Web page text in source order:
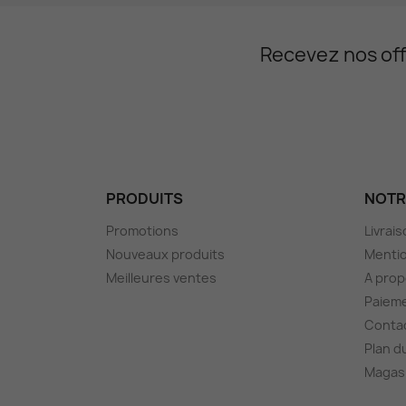
Recevez nos
PRODUITS
Promotions
Nouveaux produits
Meilleures ventes
A
Plan